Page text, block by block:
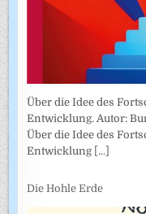
Über die Idee des
Entwicklung. Autor:
Über die Idee des
Entwicklung [...]
Die Hohle Erde